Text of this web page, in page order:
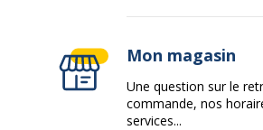
Mon magasin
Une question sur le
commande, nos
services...